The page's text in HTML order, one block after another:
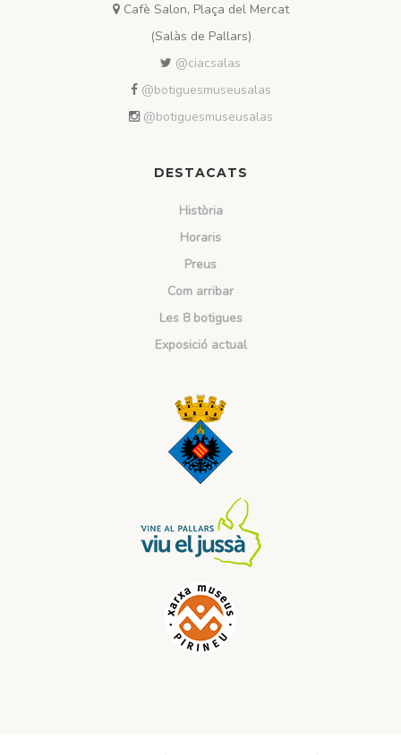
Cafè Salon, Plaça del Mercat
(Salàs de Pallars)
@ciacsalas
@botiguesmuseusalas
@botiguesmuseusalas
DESTACATS
Història
Horaris
Preus
Com arribar
Les 8 botigues
Exposició actual